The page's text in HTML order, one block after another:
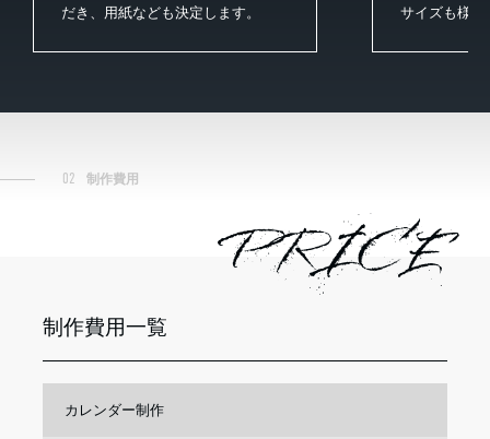
だき、用紙なども決定します。
サイズも様々
02 制作費用
PRICE
制作費用一覧
カレンダー制作